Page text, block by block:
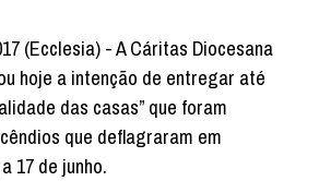
(Ecclesia) - A Cáritas Diocesana
hoje a intenção de entregar até
das casas” que foram
que deflagraram em
17 de junho.